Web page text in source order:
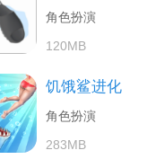
角色扮演
120MB
饥饿鲨进化
角色扮演
283MB